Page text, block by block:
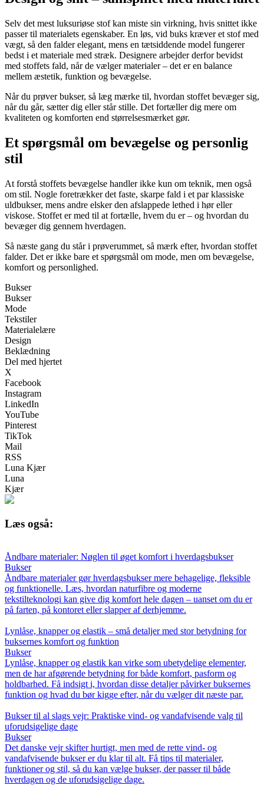
Selv det mest luksuriøse stof kan miste sin virkning, hvis snittet ikke
passer til materialets egenskaber. En løs, vid buks kræver et stof med
vægt, så den falder elegant, mens en tætsiddende model fungerer
bedst i et materiale med stræk. Designere arbejder derfor bevidst
med stoffets fald, når de vælger materialer – det er en balance
mellem æstetik, funktion og bevægelse.
Når du prøver bukser, så læg mærke til, hvordan stoffet bevæger sig,
når du går, sætter dig eller står stille. Det fortæller dig mere om
kvaliteten og komforten end størrelsesmærket gør.
Et spørgsmål om bevægelse og personlig
stil
At forstå stoffets bevægelse handler ikke kun om teknik, men også
om stil. Nogle foretrækker det faste, skarpe fald i et par klassiske
uldbukser, mens andre elsker den afslappede lethed i hør eller
viskose. Stoffet er med til at fortælle, hvem du er – og hvordan du
bevæger dig gennem hverdagen.
Så næste gang du står i prøverummet, så mærk efter, hvordan stoffet
falder. Det er ikke bare et spørgsmål om mode, men om bevægelse,
komfort og personlighed.
Bukser
Bukser
Mode
Tekstiler
Materialelære
Design
Beklædning
Del med hjertet
X
Facebook
Instagram
LinkedIn
YouTube
Pinterest
TikTok
Mail
RSS
Luna Kjær
Luna
Kjær
Læs også:
Åndbare materialer: Nøglen til øget komfort i hverdagsbukser
Bukser
Åndbare materialer gør hverdagsbukser mere behagelige, fleksible
og funktionelle. Læs, hvordan naturfibre og moderne
tekstilteknologi kan give dig komfort hele dagen – uanset om du er
på farten, på kontoret eller slapper af derhjemme.
Lynlåse, knapper og elastik – små detaljer med stor betydning for
buksernes komfort og funktion
Bukser
Lynlåse, knapper og elastik kan virke som ubetydelige elementer,
men de har afgørende betydning for både komfort, pasform og
holdbarhed. Få indsigt i, hvordan disse detaljer påvirker buksernes
funktion og hvad du bør kigge efter, når du vælger dit næste par.
Bukser til al slags vejr: Praktiske vind- og vandafvisende valg til
uforudsigelige dage
Bukser
Det danske vejr skifter hurtigt, men med de rette vind- og
vandafvisende bukser er du klar til alt. Få tips til materialer,
funktioner og stil, så du kan vælge bukser, der passer til både
hverdagen og de uforudsigelige dage.